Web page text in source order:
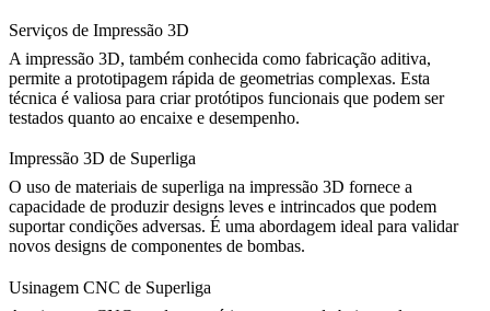
Serviços de Impressão 3D
A impressão 3D, também conhecida como fabricação aditiva,
permite a prototipagem rápida de geometrias complexas. Esta
técnica é valiosa para criar protótipos funcionais que podem ser
testados quanto ao encaixe e desempenho.
Impressão 3D de Superliga
O uso de materiais de superliga na impressão 3D fornece a
capacidade de produzir designs leves e intrincados que podem
suportar condições adversas. É uma abordagem ideal para validar
novos designs de componentes de bombas.
Usinagem CNC de Superliga